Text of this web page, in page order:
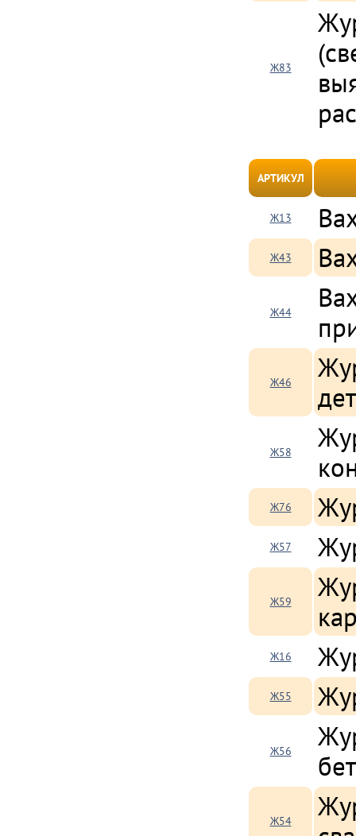
Ж83
АРТИКУЛ
Ж13
Ж43
Ж44
Ж46
Ж58
Ж76
Ж57
Ж59
Ж16
Ж55
Ж56
Ж54